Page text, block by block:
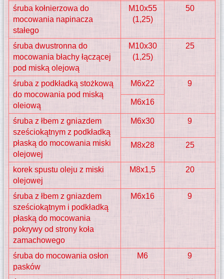
śruba kołnierzowa do
mocowania napinacza
stałego
M10x55
(1,25)
50
śruba dwustronna do
mocowania błachy łączącej
pod miską olejową
M10x30
(1,25)
25
śruba z podkładką stożkową
do mocowania pod miską
oleiową
M6x22 9
M6x16
śruba z łbem z gniazdem
sześciokątnym z podkładką
płaską do mocowania miski
olejowej
M6x30 9
M8x28 25
korek spustu oleju z miski
olejowej
M8x1,5 20
śruba z łbem z gniazdem
sześciokątnym i podkładką
płaską do mocowania
pokrywy od strony koła
zamachowego
M6x16 9
śruba do mocowania osłon
pasków
M6 9